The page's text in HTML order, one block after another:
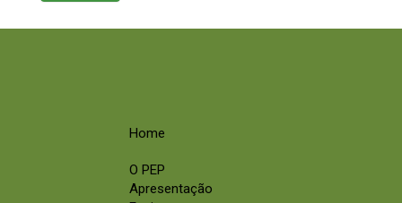
Home
O PEP
Apresentação